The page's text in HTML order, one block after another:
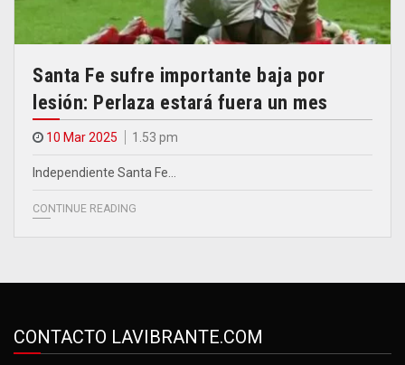
Santa Fe sufre importante baja por
lesión: Perlaza estará fuera un mes
10 Mar 2025 1.53 pm
Independiente Santa Fe…
CONTINUE READING
CONTACTO LAVIBRANTE.COM